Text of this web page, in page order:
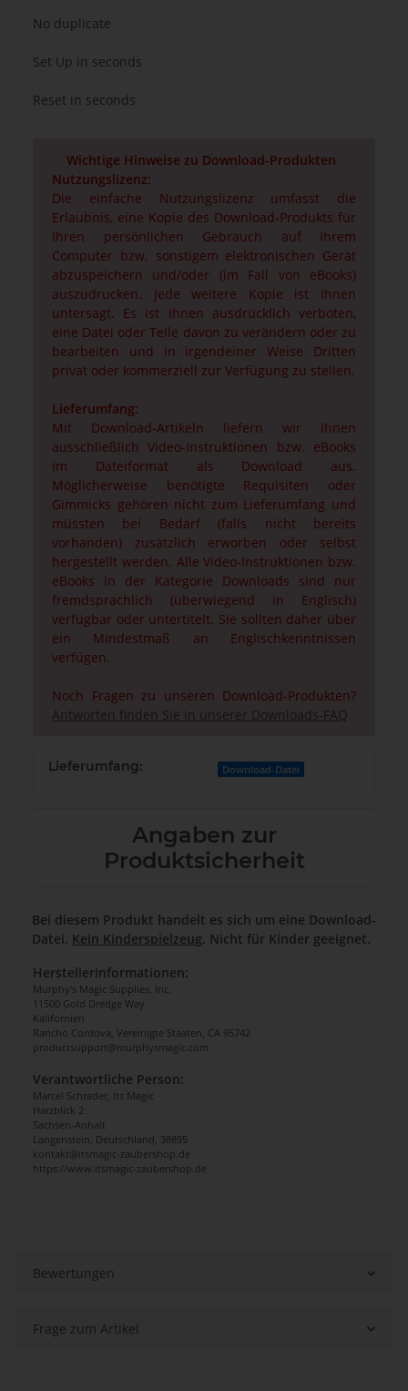
No duplicate
Set Up in seconds
Reset in seconds
Wichtige Hinweise zu Download-Produkten
Nutzungslizenz:
Die einfache Nutzungslizenz umfasst die
Erlaubnis, eine Kopie des Download-Produkts für
Ihren persönlichen Gebrauch auf Ihrem
Computer bzw. sonstigem elektronischen Gerät
abzuspeichern und/oder (im Fall von eBooks)
auszudrucken. Jede weitere Kopie ist Ihnen
untersagt. Es ist Ihnen ausdrücklich verboten,
eine Datei oder Teile davon zu verändern oder zu
bearbeiten und in irgendeiner Weise Dritten
privat oder kommerziell zur Verfügung zu stellen.
Lieferumfang:
Mit Download-Artikeln liefern wir Ihnen
ausschließlich Video-Instruktionen bzw. eBooks
im Dateiformat als Download aus.
Möglicherweise benötigte Requisiten oder
Gimmicks gehören nicht zum Lieferumfang und
müssten bei Bedarf (falls nicht bereits
vorhanden) zusätzlich erworben oder selbst
hergestellt werden. Alle Video-Instruktionen bzw.
eBooks in der Kategorie Downloads sind nur
fremdsprachlich (überwiegend in Englisch)
verfügbar oder untertitelt. Sie sollten daher über
ein Mindestmaß an Englischkenntnissen
verfügen.
Noch Fragen zu unseren Download-Produkten?
Antworten finden Sie in unserer Downloads-FAQ
Lieferumfang: Download-Datei
Angaben zur
Produktsicherheit
Bei diesem Produkt handelt es sich um eine Download-
Datei. Kein Kinderspielzeug. Nicht für Kinder geeignet.
Herstellerinformationen:
Murphy's Magic Supplies, Inc.
11500 Gold Dredge Way
Kalifornien
Rancho Cordova, Vereinigte Staaten, CA 95742
productsupport@murphysmagic.com
Verantwortliche Person:
Marcel Schrader, Its Magic
Harzblick 2
Sachsen-Anhalt
Langenstein, Deutschland, 38895
kontakt@itsmagic-zaubershop.de
https://www.itsmagic-zaubershop.de
Bewertungen
Frage zum Artikel